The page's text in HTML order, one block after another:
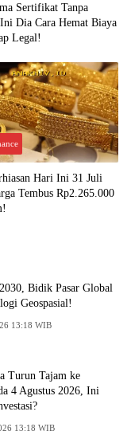
Sertifikat Tanpa
Dia Cara Hemat Biaya
Legal!
Hari Ini 31 Juli
Tembus Rp2.265.000
Bidik Pasar Global
Geospasial!
Rabu, 5 Agu 2026 13:18 WIB
Turun Tajam ke
4 Agustus 2026, Ini
Selasa, 4 Agu 2026 13:18 WIB